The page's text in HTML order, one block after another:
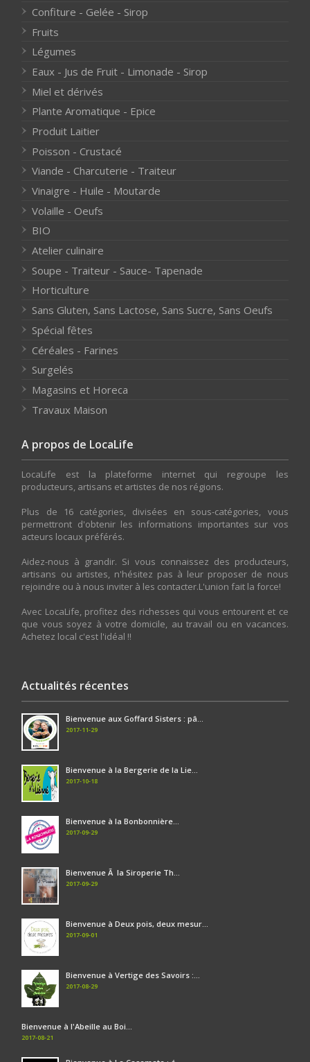
Confiture - Gelée - Sirop
Fruits
Légumes
Eaux - Jus de Fruit - Limonade - Sirop
Miel et dérivés
Plante Aromatique - Epice
Produit Laitier
Poisson - Crustacé
Viande - Charcuterie - Traiteur
Vinaigre - Huile - Moutarde
Volaille - Oeufs
BIO
Atelier culinaire
Soupe - Traiteur - Sauce- Tapenade
Horticulture
Sans Gluten, Sans Lactose, Sans Sucre, Sans Oeufs
Spécial fêtes
Céréales - Farines
Surgelés
Magasins et Horeca
Travaux Maison
A propos de LocaLife
LocaLife est la plateforme internet qui regroupe les
producteurs, artisans et artistes de nos régions.
Plus de 16 catégories, divisées en sous-catégories, vous
permettront d'obtenir les informations importantes sur vos
acteurs locaux préférés.
Aidez-nous à grandir. Si vous connaissez des producteurs,
artisans ou artistes, n'hésitez pas à leur proposer de nous
rejoindre ou à nous inviter à les contacter.L'union fait la force!
Avec LocaLife, profitez des richesses qui vous entourent et ce
que vous soyez à votre domicile, au travail ou en vacances.
Achetez local c'est l'idéal !!
Actualités récentes
Bienvenue aux Goffard Sisters : pâ...
2017-11-29
Bienvenue à la Bergerie de la Lie...
2017-10-18
Bienvenue à la Bonbonnière...
2017-09-29
Bienvenue Ã la Siroperie Th...
2017-09-29
Bienvenue à Deux pois, deux mesur...
2017-09-01
Bienvenue à Vertige des Savoirs :...
2017-08-29
Bienvenue à l'Abeille au Boi...
2017-08-21